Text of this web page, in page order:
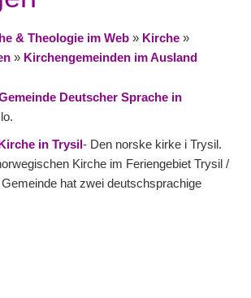
& Theologie im Web » Kirche »
» Kirchengemeinden im Ausland
Deutscher Sprache in
in Trysil- Den norske kirke i Trysil.
Kirche im Feriengebiet Trysil /
hat zwei deutschsprachige